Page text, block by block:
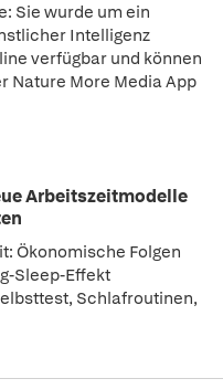
Sie wurde um ein
Intelligenz
verfügbar und können
Nature More Media App
Arbeitszeitmodelle
Ökonomische Folgen
Sleep-Effekt
Schlafroutinen,